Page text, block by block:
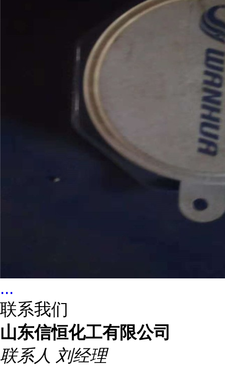
...
联系我们
山东信恒化工有限公司
联系人 刘经理